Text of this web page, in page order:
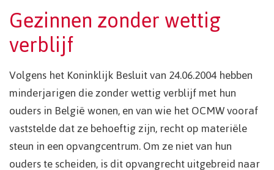
Gezinnen zonder wettig
verblijf
Volgens het Koninklijk Besluit van 24.06.2004 hebben
minderjarigen die zonder wettig verblijf met hun
ouders in België wonen, en van wie het OCMW vooraf
vaststelde dat ze behoeftig zijn, recht op materiële
steun in een opvangcentrum. Om ze niet van hun
ouders te scheiden, is dit opvangrecht uitgebreid naar